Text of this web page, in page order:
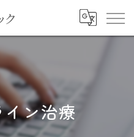
ン治療